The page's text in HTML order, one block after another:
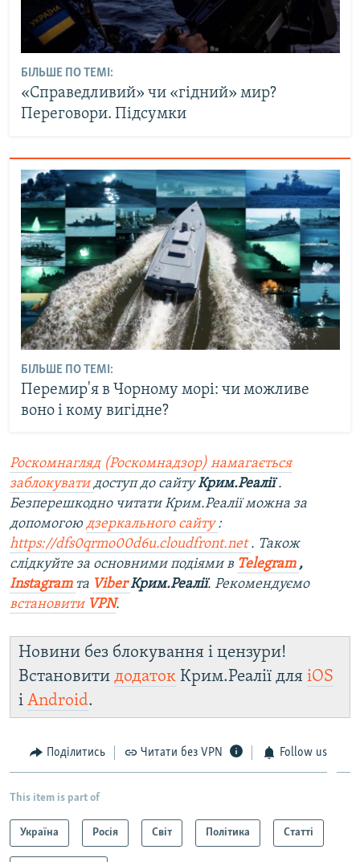
БІЛЬШЕ ПО ТЕМІ:
«Справедливий» чи «гідний» мир?
Переговори. Підсумки
БІЛЬШЕ ПО ТЕМІ:
Перемир'я в Чорному морі: чи можливе
воно і кому вигідне?
Роскомнагляд (Роскомнадзор) намагається
заблокувати доступ до сайтуКрим.Реалії.
Безперешкодно читати Крим.Реалії можна за
допомогою дзеркального сайту :
https://dfs0qrmo00d6u.cloudfront.net . Також
слідкуйте за основними подіями в Telegram ,
Instagram та Viber Крим.Реалії. Рекомендуємо
встановити VPN.
Новини без блокування і цензури!
Встановити додаток Крим.Реалії для iOS
і Android.
Поділитись Читати без VPN Follow us
This item is part of
Україна Росія Світ Політика Статті